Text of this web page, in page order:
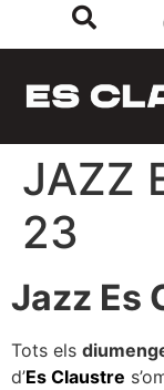
JAZZ
23
Jazz Es
Tots els
d’Es Claustre